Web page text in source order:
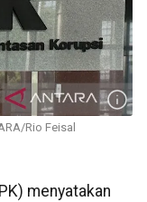
Rio Feisal
menyatakan